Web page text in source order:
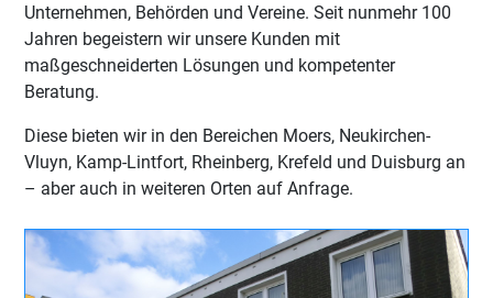
Unternehmen, Behörden und Vereine. Seit nunmehr 100
Jahren begeistern wir unsere Kunden mit
maßgeschneiderten Lösungen und kompetenter
Beratung.
Diese bieten wir in den Bereichen Moers, Neukirchen-
Vluyn, Kamp-Lintfort, Rheinberg, Krefeld und Duisburg an
– aber auch in weiteren Orten auf Anfrage.